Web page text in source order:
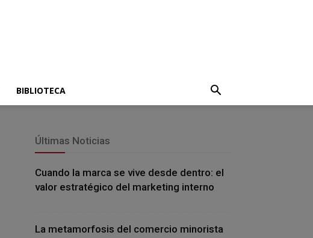
BIBLIOTECA
Últimas Noticias
Cuando la marca se vive desde dentro: el
valor estratégico del marketing interno
La metamorfosis del comercio minorista